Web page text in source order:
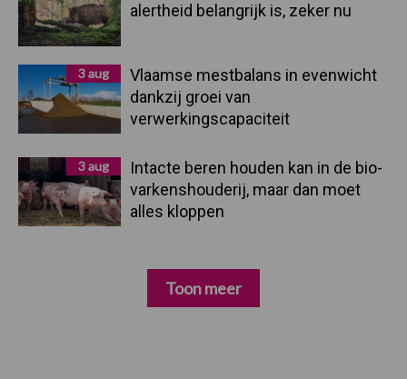
alertheid belangrijk is, zeker nu
3 aug
Vlaamse mestbalans in evenwicht
dankzij groei van
verwerkingscapaciteit
3 aug
Intacte beren houden kan in de bio-
varkenshouderij, maar dan moet
alles kloppen
Toon meer